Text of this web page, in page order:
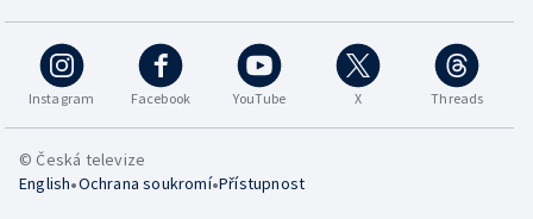
Instagram Facebook YouTube X Threads
© Česká televize
English•Ochrana soukromí•Přístupnost